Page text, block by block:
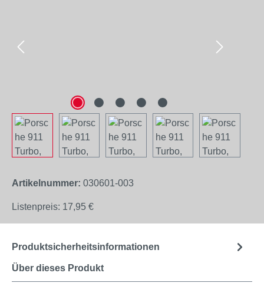
Artikelnummer: 030601-003
Listenpreis: 17,95 €
Über dieses Produkt
Produktsicherheitsinformationen